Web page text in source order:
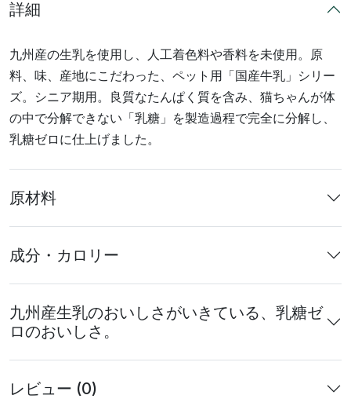
詳細
九州産の生乳を使用し、人工着色料や香料を未使用。原
料、味、産地にこだわった、ペット用「国産牛乳」シリー
ズ。シニア期用。良質なたんぱく質を含み、猫ちゃんが体
の中で分解できない「乳糖」を製造過程で完全に分解し、
乳糖ゼロに仕上げました。
原材料
成分・カロリー
九州産生乳のおいしさがいきている、乳糖ゼ
ロのおいしさ。
レビュー (0)